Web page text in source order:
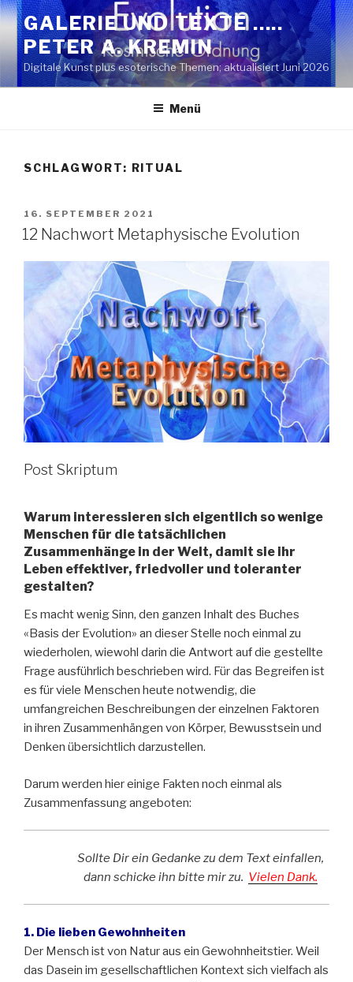
Zum
Inhalt
springen
GALERIE UND TEXTE …..
PETER A. KREMIN
Digitale Kunst plus esoterische Themen; aktualisiert Juni 2026
Menü
SCHLAGWORT: RITUAL
VERÖFFENTLICHT
AM
16. SEPTEMBER 2021
12 Nachwort Metaphysische Evolution
Post Skriptum
Warum interessieren sich eigentlich so wenige
Menschen für die tatsächlichen
Zusammenhänge in der Welt, damit sie ihr
Leben effektiver, friedvoller und toleranter
gestalten?
Es macht wenig Sinn, den ganzen Inhalt des Buches
«Basis der Evolution» an dieser Stelle noch einmal zu
wiederholen, wiewohl darin die Antwort auf die gestellte
Frage ausführlich beschrieben wird. Für das Begreifen ist
es für viele Menschen heute notwendig, die
umfangreichen Beschreibungen der einzelnen Faktoren
in ihren Zusammenhängen von Körper, Bewusstsein und
Denken übersichtlich darzustellen.
Darum werden hier einige Fakten noch einmal als
Zusammenfassung angeboten:
Sollte Dir ein Gedanke zu dem Text einfallen,
dann schicke ihn bitte mir zu. Vielen Dank.
1. Die lieben Gewohnheiten
Der Mensch ist von Natur aus ein Gewohnheitstier. Weil
das Dasein im gesellschaftlichen Kontext sich vielfach als